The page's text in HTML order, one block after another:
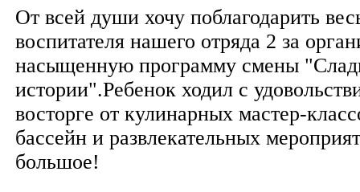
От всей души хочу поблагодарить
воспитателя нашего отряда 2 за
насыщенную программу смены
истории".Ребенок ходил с
восторге от кулинарных мастер-
бассейн и развлекательных
большое!